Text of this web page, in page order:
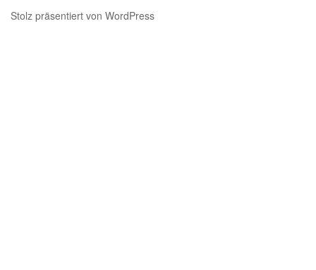
Stolz präsentiert von WordPress